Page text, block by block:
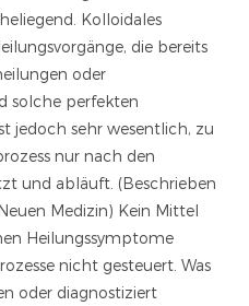
Kolloidales
die bereits
oder
solche perfekten
jedoch sehr wesentlich, zu
nur nach den
und abläuft. (Beschrieben
Medizin) Kein Mittel
Heilungssymptome
nicht gesteuert. Was
oder diagnostiziert